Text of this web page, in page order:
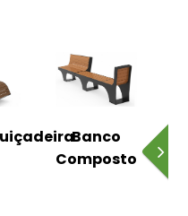
Banco
Composto